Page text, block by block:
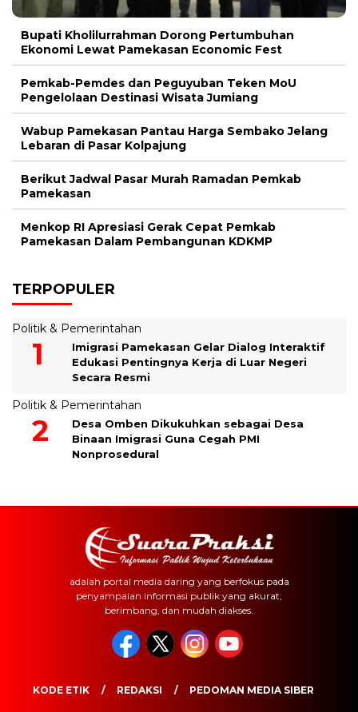
Bupati Kholilurrahman Dorong Pertumbuhan
Ekonomi Lewat Pamekasan Economic Fest
Pemkab-Pemdes dan Peguyuban Teken MoU
Pengelolaan Destinasi Wisata Jumiang
Wabup Pamekasan Pantau Harga Sembako Jelang
Lebaran di Pasar Kolpajung
Berikut Jadwal Pasar Murah Ramadan Pemkab
Pamekasan
Menkop RI Apresiasi Gerak Cepat Pemkab
Pamekasan Dalam Pembangunan KDKMP
TERPOPULER
Politik & Pemerintahan
Imigrasi Pamekasan Gelar Dialog Interaktif
Edukasi Pentingnya Kerja di Luar Negeri
Secara Resmi
Politik & Pemerintahan
Desa Omben Dikukuhkan sebagai Desa
Binaan Imigrasi Guna Cegah PMI
Nonprosedural
adalah portal media daring yang berfokus pada
penyampaian informasi publik yang akurat,
berimbang, dan mudah diakses.
KODE ETIK REDAKSI PEDOMAN MEDIA SIBER